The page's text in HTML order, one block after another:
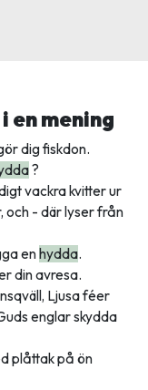
en mening
dig fiskdon.
?
vackra kvitter ur
och - där lyser från
enhydda.
din avresa.
Ljusa féer
englar skydda
plåttak på ön